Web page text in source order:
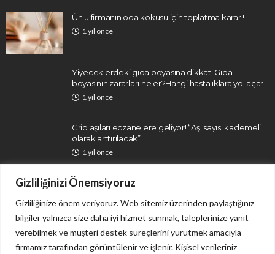
Gizliliğinizi Önemsiyoruz
Gizliliğinize önem veriyoruz. Web sitemiz üzerinden paylaştığınız
bilgiler yalnızca size daha iyi hizmet sunmak, taleplerinize yanıt
verebilmek ve müşteri destek süreçlerini yürütmek amacıyla
firmamız tarafından görüntülenir ve işlenir. Kişisel verileriniz
Ünlü firmanın oda kokusu için toplatma kararı!
1 yıl önce
Yiyeceklerdeki gıda boyasına dikkat! Gıda
boyasının zararları neler?Hangi hastalıklara yol açar
1 yıl önce
Grip aşıları eczanelere geliyor! “Aşı sayısı kademeli
olarak arttırılacak”
1 yıl önce